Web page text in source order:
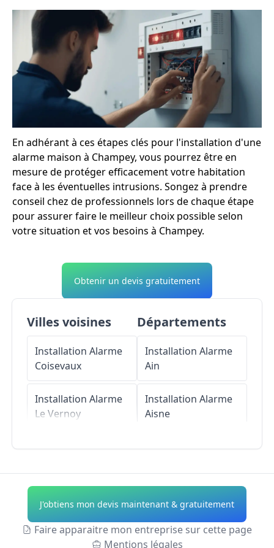
En adhérant à ces étapes clés pour l'installation d'une
alarme maison à Champey, vous pourrez être en
mesure de protéger efficacement votre habitation
face à les éventuelles intrusions. Songez à prendre
conseil chez de professionnels lors de chaque étape
pour assurer faire le meilleur choix possible selon
votre situation et vos besoins à Champey.
Obtenir un devis gratuitement
Villes voisines
Installation Alarme
Coisevaux
Installation Alarme
Le Vernoy
Installation Alarme
Verlans
Installation Alarme
Départements
Installation Alarme
Ain
Installation Alarme
Aisne
Installation Alarme
Alpes-de-Haute-
Provence
J'obtiens mon devis maintenant & gratuitement
Faire apparaitre mon entreprise sur cette page
Mentions légales